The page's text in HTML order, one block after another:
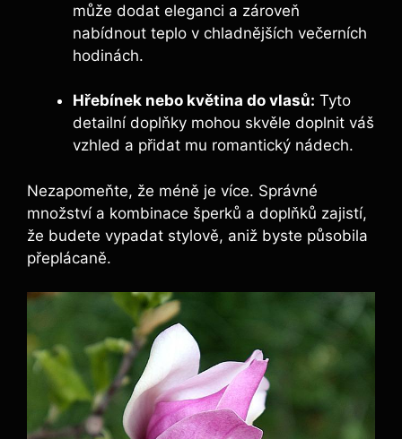
může dodat eleganci a zároveň
nabídnout teplo v chladnějších večerních
hodinách.
Hřebínek nebo květina do vlasů: Tyto
detailní doplňky mohou skvěle doplnit váš
vzhled a přidat mu romantický nádech.
Nezapomeňte, že méně je více. Správné
množství a kombinace šperků a doplňků zajistí,
že budete vypadat stylově, aniž byste působila
přeplácaně.